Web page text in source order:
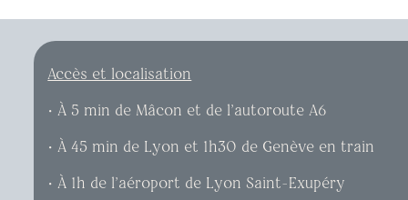
Accès et localisation
​• À 5 min de Mâcon et de l’autoroute A6
​• À 45 min de Lyon et 1h30 de Genève en train
​• À 1h de l’aéroport de Lyon Saint-Exupéry